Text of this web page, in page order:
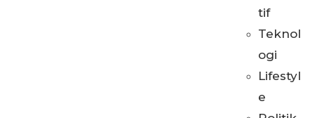
tif
Teknol
ogi
Lifestyl
e